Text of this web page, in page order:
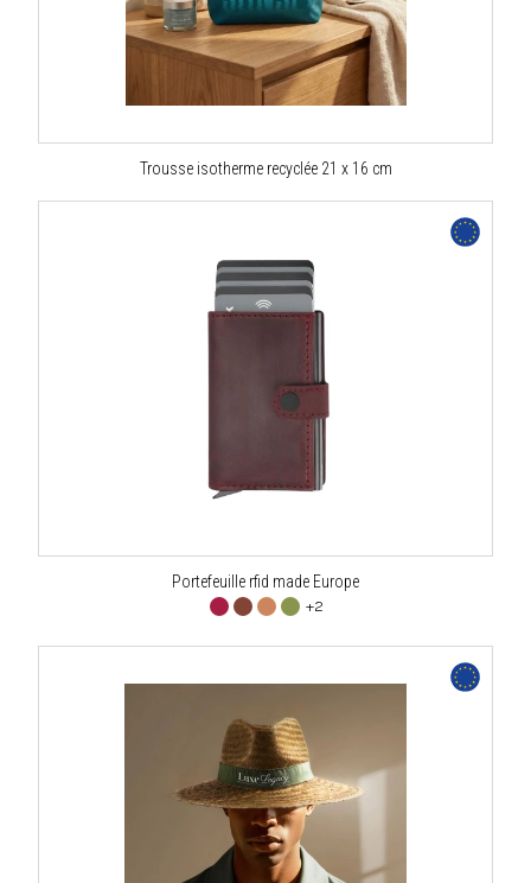
Trousse isotherme recyclée 21 x 16 cm
Portefeuille rfid made Europe
+2